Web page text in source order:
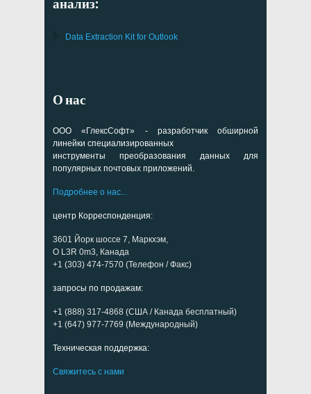
анализ:
Data Extraction Kit for Outlook
О нас
ООО «ГлексСофт» - разработчик обширной
линейки специализированных
инструменты преобразования данных для
популярных почтовых приложений.
Подробнее о нас...
центр Корреспонденция:
3601 Йорк шоссе 7, Маркхэм,
О L3R 0m3, Канада
+1 (303) 474-7570 (Телефон / Факс)
запросы по продажам:
+1 (888) 317-4868 (США / Канада бесплатный)
+1 (647) 977-7769 (Международный)
Техническая поддержка:
Свяжитесь с нами